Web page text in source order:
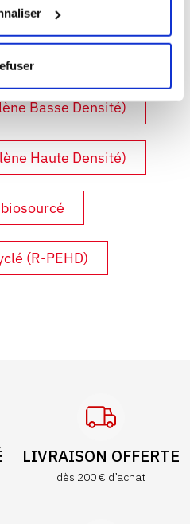
Basse Densité)
Haute Densité)
(R-PEHD)
LIVRAISON OFFERTE
dès 200 € d’achat